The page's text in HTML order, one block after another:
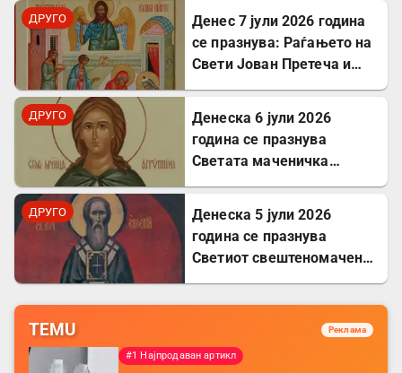
ДРУГО
Денес 7 јули 2026 година
се празнува: Раѓањето на
Свети Јован Претеча и
ДРУГО
Денеска 6 јули 2026
година се празнува
Светата маченичка
ДРУГО
Денеска 5 јули 2026
година се празнува
Светиот свештеномаченик
TEMU Реклама
#1 Најпродаван артикл